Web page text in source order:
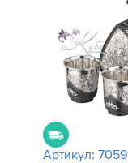
Артикул: 7059